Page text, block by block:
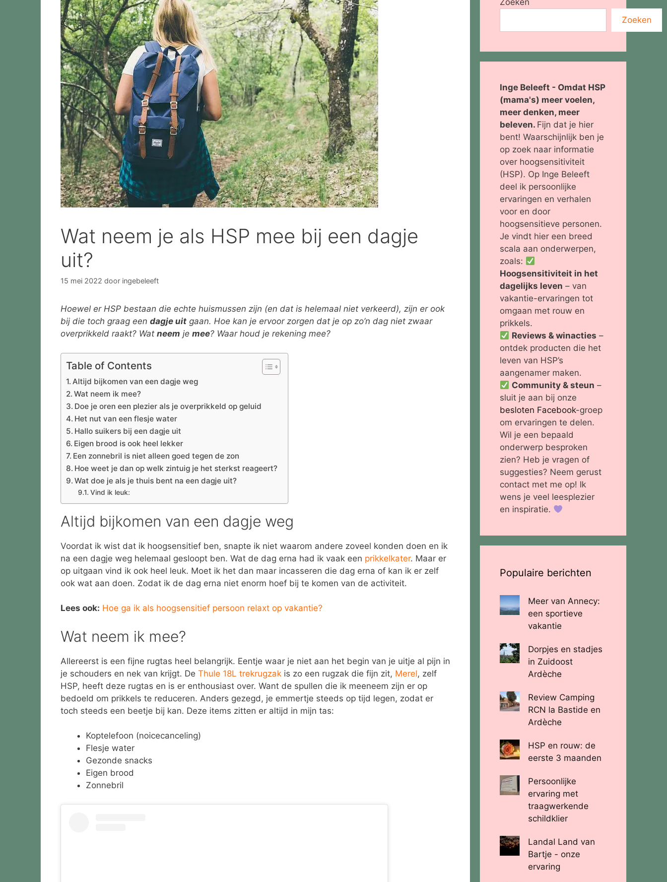
Wat neem je als HSP mee bij een dagje
uit?
15 mei 2022 door ingebeleeft
Hoewel er HSP bestaan die echte huismussen zijn (en dat is helemaal niet verkeerd), zijn er ook
bij die toch graag een dagje uit gaan. Hoe kan je ervoor zorgen dat je op zo’n dag niet zwaar
overprikkeld raakt? Wat neem je mee? Waar houd je rekening mee?
Table of Contents
Altijd bijkomen van een dagje weg
Wat neem ik mee?
Doe je oren een plezier als je overprikkeld op geluid
Het nut van een flesje water
Hallo suikers bij een dagje uit
Eigen brood is ook heel lekker
Een zonnebril is niet alleen goed tegen de zon
Hoe weet je dan op welk zintuig je het sterkst reageert?
Wat doe je als je thuis bent na een dagje uit?
Vind ik leuk:
Altijd bijkomen van een dagje weg
Voordat ik wist dat ik hoogsensitief ben, snapte ik niet waarom andere zoveel konden doen en ik
na een dagje weg helemaal gesloopt ben. Wat de dag erna had ik vaak een prikkelkater. Maar er
op uitgaan vind ik ook heel leuk. Moet ik het dan maar incasseren die dag erna of kan ik er zelf
ook wat aan doen. Zodat ik de dag erna niet enorm hoef bij te komen van de activiteit.
Lees ook: Hoe ga ik als hoogsensitief persoon relaxt op vakantie?
Wat neem ik mee?
Allereerst is een fijne rugtas heel belangrijk. Eentje waar je niet aan het begin van je uitje al pijn in
je schouders en nek van krijgt. De Thule 18L trekrugzak is zo een rugzak die fijn zit, Merel, zelf
HSP, heeft deze rugtas en is er enthousiast over. Want de spullen die ik meeneem zijn er op
bedoeld om prikkels te reduceren. Anders gezegd, je emmertje steeds op tijd legen, zodat er
toch steeds een beetje bij kan. Deze items zitten er altijd in mijn tas:
Koptelefoon (noicecanceling)
Flesje water
Gezonde snacks
Eigen brood
Zonnebril
Zoeken
Zoeken
Inge Beleeft - Omdat HSP
(mama's) meer voelen,
meer denken, meer
beleven. Fijn dat je hier
bent! Waarschijnlijk ben je
op zoek naar informatie
over hoogsensitiviteit
(HSP). Op Inge Beleeft
deel ik persoonlijke
ervaringen en verhalen
voor en door
hoogsensitieve personen.
Je vindt hier een breed
scala aan onderwerpen,
zoals:
Hoogsensitiviteit in het
dagelijks leven – van
vakantie-ervaringen tot
omgaan met rouw en
prikkels.
Reviews & winacties –
ontdek producten die het
leven van HSP’s
aangenamer maken.
Community & steun –
sluit je aan bij onze
besloten Facebook-groep
om ervaringen te delen.
Wil je een bepaald
onderwerp besproken
zien? Heb je vragen of
suggesties? Neem gerust
contact met me op! Ik
wens je veel leesplezier
en inspiratie.
Populaire berichten
Meer van Annecy:
een sportieve
vakantie
Dorpjes en stadjes
in Zuidoost
Ardèche
Review Camping
RCN la Bastide en
Ardèche
HSP en rouw: de
eerste 3 maanden
Persoonlijke
ervaring met
traagwerkende
schildklier
Landal Land van
Bartje - onze
ervaring